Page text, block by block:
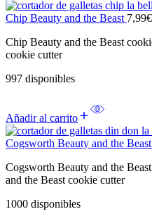
Chip Beauty and the Beast 7,99€
Chip Beauty and the Beast
cookie cutter
997 disponibles
Añadir al carrito
Cogsworth Beauty and the Beast
Cogsworth Beauty and the
and the Beast cookie cutter
1000 disponibles